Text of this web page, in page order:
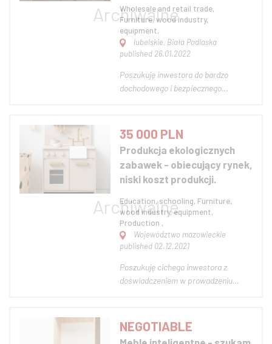
Wholesale and retail trade,
Furniture, wood industry,
equipment,
lubelskie, Biała Podlaska
published 26.01.2022
Poszukuję inwestora do bardzo
dochodowego i bezpiecznego
modrzewia syberyjskiego i świerka
syberyjskiego z Dalekiego Wschodu z
Rosji. Najwyższej jakości deski.
Jestem już po pierwszej tra...
35 000 PLN
Produkcja ekologicznych
zabawek - obiecujący rynek,
niski koszt produkcji.
Education, schooling, Furniture,
wood industry, equipment,
Production ,
Województwo mazowieckie
published 02.12.2021
Poszukuję cichego inwestora z
doświadczeniem w prowadzeniu
sektora zabawek dziecięcych i
wyposażenia obiektów dziecięcych
NEGOTIABLE